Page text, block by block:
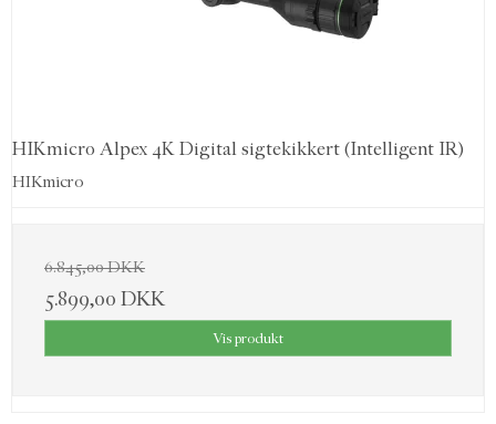
HIKmicro Alpex 4K Digital sigtekikkert (Intelligent IR)
HIKmicro
6.845,00 DKK
5.899,00 DKK
Vis produkt